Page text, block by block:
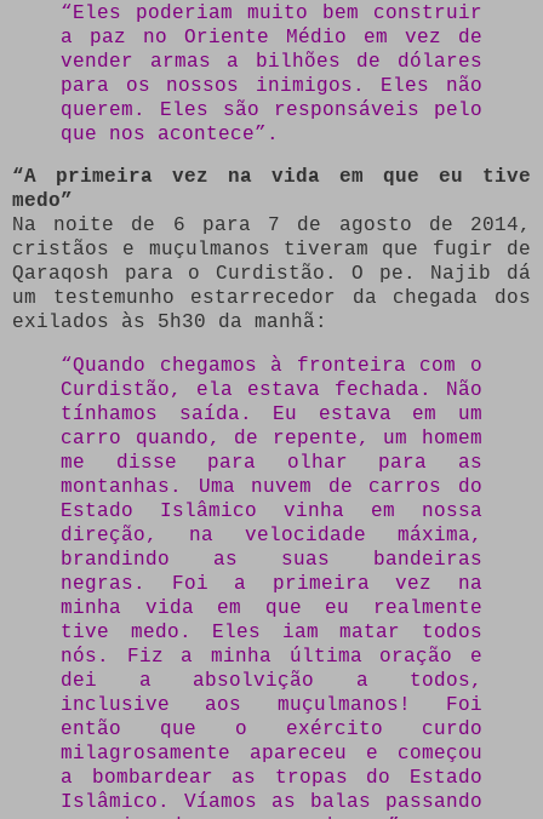
“Eles poderiam muito bem construir
a paz no Oriente Médio em vez de
vender armas a bilhões de dólares
para os nossos inimigos. Eles não
querem. Eles são responsáveis ​​pelo
que nos acontece”.
“A primeira vez na vida em que eu tive
medo”
Na noite de 6 para 7 de agosto de 2014,
cristãos e muçulmanos tiveram que fugir de
Qaraqosh para o Curdistão. O pe. Najib dá
um testemunho estarrecedor da chegada dos
exilados às 5h30 da manhã:
“Quando chegamos à fronteira com o
Curdistão, ela estava fechada. Não
tínhamos saída. Eu estava em um
carro quando, de repente, um homem
me disse para olhar para as
montanhas. Uma nuvem de carros do
Estado Islâmico vinha em nossa
direção, na velocidade máxima,
brandindo as suas bandeiras
negras. Foi a primeira vez na
minha vida em que eu realmente
tive medo. Eles iam matar todos
nós. Fiz a minha última oração e
dei a absolvição a todos,
inclusive aos muçulmanos! Foi
então que o exército curdo
milagrosamente apareceu e começou
a bombardear as tropas do Estado
Islâmico. Víamos as balas passando